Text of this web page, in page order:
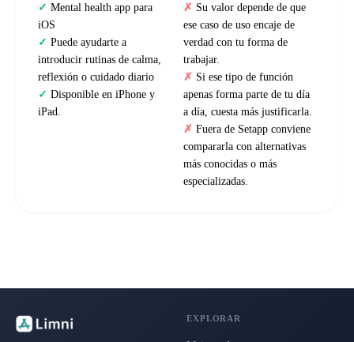
Mental health app para
iOS
Puede ayudarte a
introducir rutinas de calma,
reflexión o cuidado diario
Disponible en iPhone y
iPad.
Su valor depende de que
ese caso de uso encaje de
verdad con tu forma de
trabajar.
Si ese tipo de función
apenas forma parte de tu día
a día, cuesta más justificarla.
Fuera de Setapp conviene
compararla con alternativas
más conocidas o más
especializadas.
EXPLORAR